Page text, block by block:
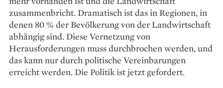
zusammenbricht. Dramatisch ist das in Regionen, in
denen 80 % der Bevölkerung von der Landwirtschaft
abhängig sind. Diese Vernetzung von
Herausforderungen muss durchbrochen werden, und
das kann nur durch politische Vereinbarungen
erreicht werden. Die Politik ist jetzt gefordert.